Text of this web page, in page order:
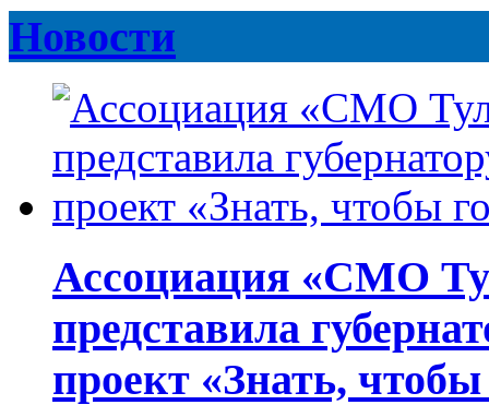
Новости
Ассоциация «СМО
представила
проект «Знать,